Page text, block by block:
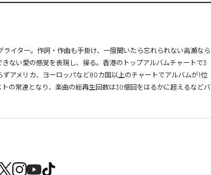
イター。作詞・作曲も手掛け、一度聞いたら忘れられない高瀬なら
ない愛の感覚を表現し、操る。香港のトップアルバムチャートで3
アメリカ、ヨーロッパなど80カ国以上のチャートでアルバムが1位
の常連となり、楽曲の総再生回数は30億回をはるかに超えるなどバ